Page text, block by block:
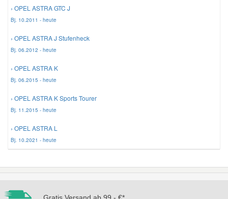
› OPEL ASTRA GTC J
Bj. 10.2011 - heute
› OPEL ASTRA J Stufenheck
Bj. 06.2012 - heute
› OPEL ASTRA K
Bj. 06.2015 - heute
› OPEL ASTRA K Sports Tourer
Bj. 11.2015 - heute
› OPEL ASTRA L
Bj. 10.2021 - heute
Gratis Versand ab 99,- €*